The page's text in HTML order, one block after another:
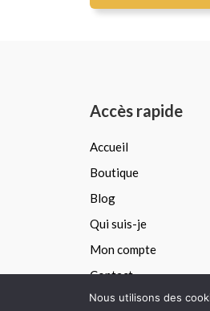
Accès rapide
Accueil
Boutique
Blog
Qui suis-je
Mon compte
Contact
Nous utilisons des